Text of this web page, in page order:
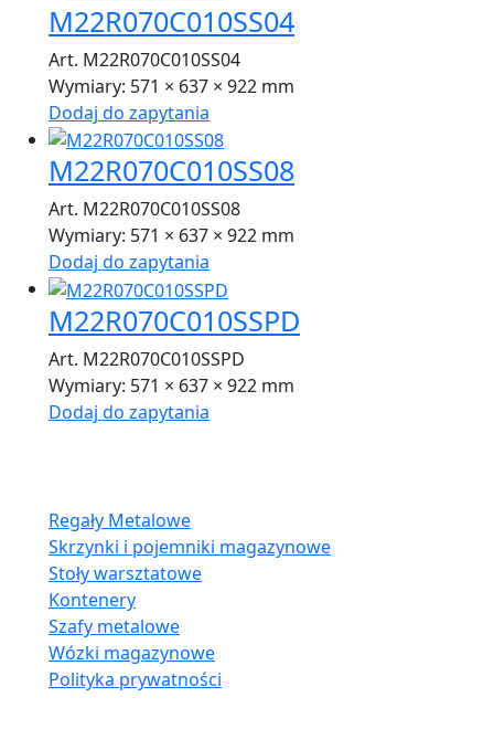
M22R070C010SS04
Art. M22R070C010SS04
Wymiary: 571 × 637 × 922 mm
Dodaj do zapytania
M22R070C010SS08
Art. M22R070C010SS08
Wymiary: 571 × 637 × 922 mm
Dodaj do zapytania
M22R070C010SSPD
Art. M22R070C010SSPD
Wymiary: 571 × 637 × 922 mm
Dodaj do zapytania
Regały Metalowe
Skrzynki i pojemniki magazynowe
Stoły warsztatowe
Kontenery
Szafy metalowe
Wózki magazynowe
Polityka prywatności